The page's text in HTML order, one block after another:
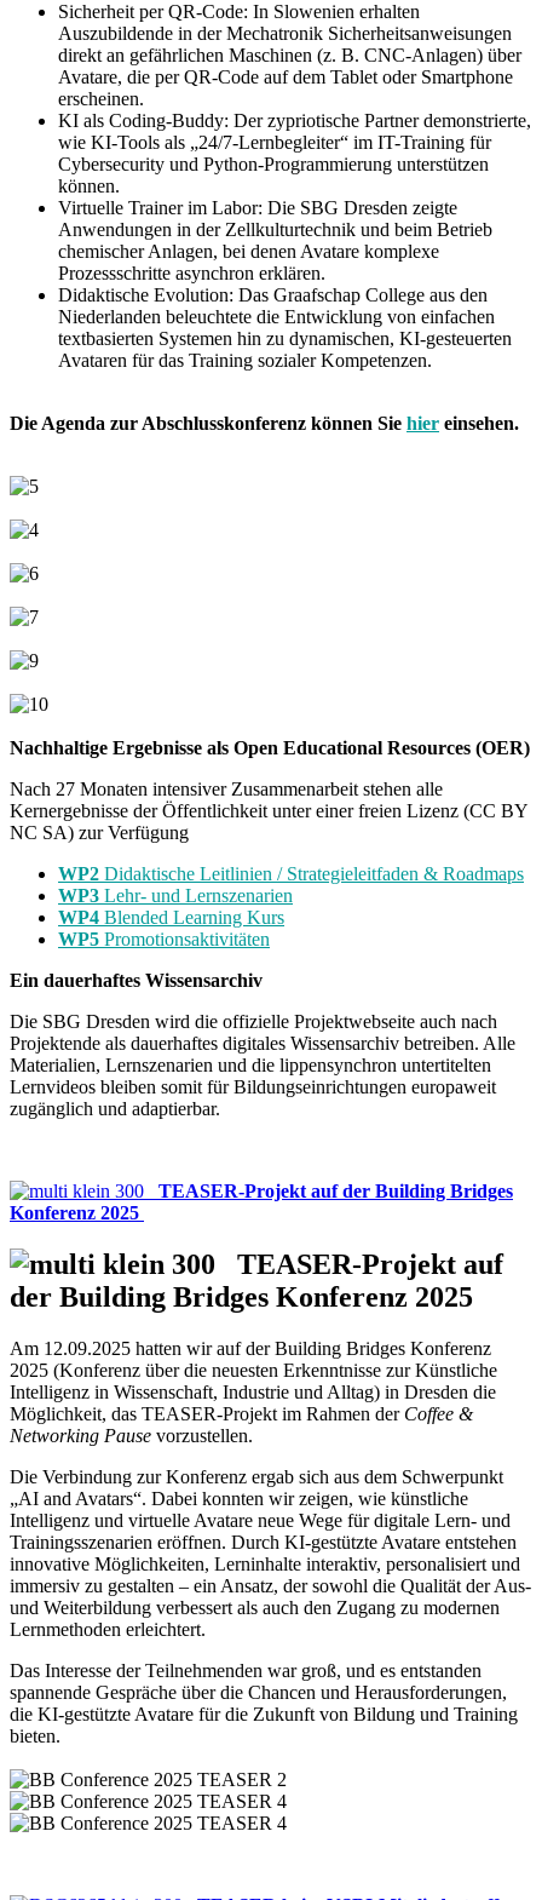
Sicherheit per QR-Code: In Slowenien erhalten
Auszubildende in der Mechatronik Sicherheitsanweisungen
direkt an gefährlichen Maschinen (z. B. CNC-Anlagen) über
Avatare, die per QR-Code auf dem Tablet oder Smartphone
erscheinen.
KI als Coding-Buddy: Der zypriotische Partner demonstrierte,
wie KI-Tools als „24/7-Lernbegleiter“ im IT-Training für
Cybersecurity und Python-Programmierung unterstützen
können.
Virtuelle Trainer im Labor: Die SBG Dresden zeigte
Anwendungen in der Zellkulturtechnik und beim Betrieb
chemischer Anlagen, bei denen Avatare komplexe
Prozessschritte asynchron erklären.
Didaktische Evolution: Das Graafschap College aus den
Niederlanden beleuchtete die Entwicklung von einfachen
textbasierten Systemen hin zu dynamischen, KI-gesteuerten
Avataren für das Training sozialer Kompetenzen.
Die Agenda zur Abschlusskonferenz können Sie hier einsehen.
Nachhaltige Ergebnisse als Open Educational Resources (OER)
Nach 27 Monaten intensiver Zusammenarbeit stehen alle
Kernergebnisse der Öffentlichkeit unter einer freien Lizenz (CC BY
NC SA) zur Verfügung
WP2 Didaktische Leitlinien / Strategieleitfaden & Roadmaps
WP3 Lehr- und Lernszenarien
WP4 Blended Learning Kurs
WP5 Promotionsaktivitäten
Ein dauerhaftes Wissensarchiv
Die SBG Dresden wird die offizielle Projektwebseite auch nach
Projektende als dauerhaftes digitales Wissensarchiv betreiben. Alle
Materialien, Lernszenarien und die lippensynchron untertitelten
Lernvideos bleiben somit für Bildungseinrichtungen europaweit
zugänglich und adaptierbar.
TEASER-Projekt auf der Building Bridges
Konferenz 2025
TEASER-Projekt auf
der Building Bridges Konferenz 2025
Am 12.09.2025 hatten wir auf der Building Bridges Konferenz
2025 (Konferenz über die neuesten Erkenntnisse zur Künstliche
Intelligenz in Wissenschaft, Industrie und Alltag) in Dresden die
Möglichkeit, das TEASER-Projekt im Rahmen der Coffee &
Networking Pause vorzustellen.
Die Verbindung zur Konferenz ergab sich aus dem Schwerpunkt
„AI and Avatars“. Dabei konnten wir zeigen, wie künstliche
Intelligenz und virtuelle Avatare neue Wege für digitale Lern- und
Trainingsszenarien eröffnen. Durch KI-gestützte Avatare entstehen
innovative Möglichkeiten, Lerninhalte interaktiv, personalisiert und
immersiv zu gestalten – ein Ansatz, der sowohl die Qualität der Aus-
und Weiterbildung verbessert als auch den Zugang zu modernen
Lernmethoden erleichtert.
Das Interesse der Teilnehmenden war groß, und es entstanden
spannende Gespräche über die Chancen und Herausforderungen,
die KI-gestützte Avatare für die Zukunft von Bildung und Training
bieten.